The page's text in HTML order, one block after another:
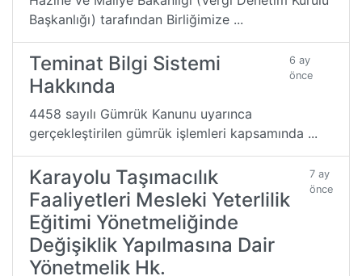
Başkanlığı) tarafından Birliğimize ...
Teminat Bilgi Sistemi
Hakkında
6 ay
önce
4458 sayılı Gümrük Kanunu uyarınca
gerçekleştirilen gümrük işlemleri kapsamında ...
Karayolu Taşımacılık
Faaliyetleri Mesleki Yeterlilik
Eğitimi Yönetmeliğinde
Değişiklik Yapılmasına Dair
Yönetmelik Hk.
7 ay
önce